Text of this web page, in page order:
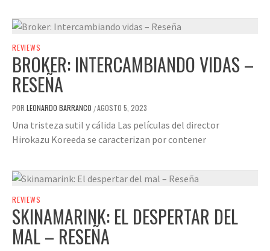
REVIEWS
BROKER: INTERCAMBIANDO VIDAS –
RESEÑA
POR LEONARDO BARRANCO /AGOSTO 5, 2023
Una tristeza sutil y cálida Las películas del director
Hirokazu Koreeda se caracterizan por contener
REVIEWS
SKINAMARINK: EL DESPERTAR DEL
MAL – RESEÑA